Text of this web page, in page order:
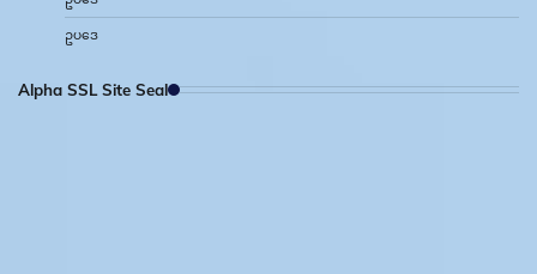
ဥပဒေ
Alpha SSL Site Seal